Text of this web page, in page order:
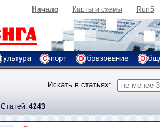
Начало Карты и схемы Run5
Искать в статьях:
Cтатей: 4243